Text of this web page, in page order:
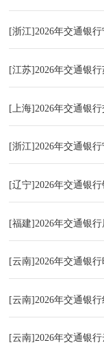
[浙江]2026年交通银
[江苏]2026年交通银
[上海]2026年交通银
[浙江]2026年交通银
[辽宁]2026年交通银
[福建]2026年交通银行
[云南]2026年交通银
[云南]2026年交通银
[云南]2026年交通银